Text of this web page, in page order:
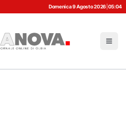
Domenica 9 Agosto 2026 05:04